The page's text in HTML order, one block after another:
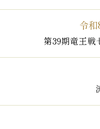
令和
第39期竜王